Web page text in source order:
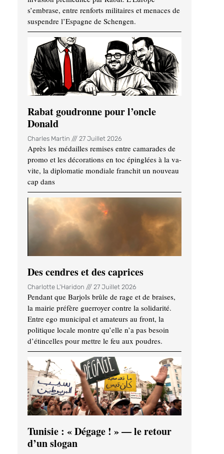
s’embrase, entre renforts militaires et menaces de
suspendre l’Espagne de Schengen.
Rabat goudronne pour l’oncle
Donald
Charles Martin 27 Juillet 2026
Après les médailles remises entre camarades de
promo et les décorations en toc épinglées à la va-
vite, la diplomatie mondiale franchit un nouveau
cap dans
Des cendres et des caprices
Charlotte L'Haridon 27 Juillet 2026
Pendant que Barjols brûle de rage et de braises,
la mairie préfère guerroyer contre la solidarité.
Entre ego municipal et amateurs au front, la
politique locale montre qu’elle n’a pas besoin
d’étincelles pour mettre le feu aux poudres.
Tunisie : « Dégage ! » — le retour
d’un slogan